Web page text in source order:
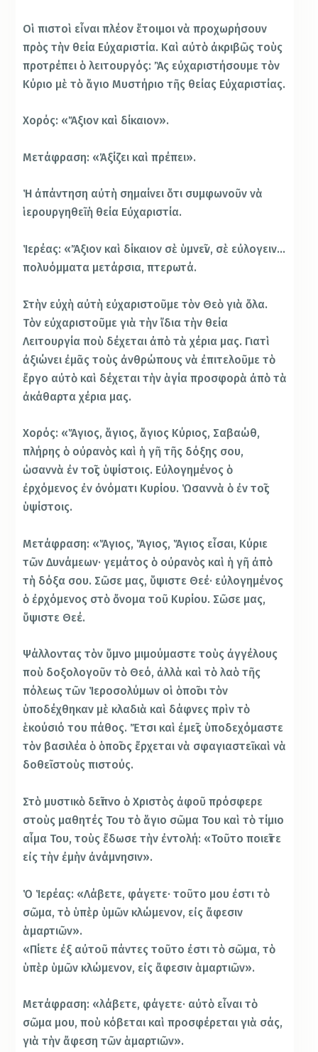
Οἱ πιστοὶ εἶναι πλέον ἕτοιμοι νὰ προχωρήσουν
πρὸς τὴν θεία Εὐχαριστία. Καὶ αὐτὸ ἀκριβῶς τοὺς
προτρέπει ὁ λειτουργός: Ἂς εὐχαριστήσουμε τὸν
Κύριο μὲ τὸ ἅγιο Μυστήριο τῆς θείας Εὐχαριστίας.
Χορός: «Ἄξιον καὶ δίκαιον».
Μετάφραση: «Ἀξίζει καὶ πρέπει».
Ἡ ἀπάντηση αὐτὴ σημαίνει ὅτι συμφωνοῦν νὰ
ἱερουργηθεῖ ἡ θεία Εὐχαριστία.
Ἱερέας: «Ἄξιον καὶ δίκαιον σὲ ὑμνεῖν, σὲ εὐλογειν…
πολυόμματα μετάρσια, πτερωτά.
Στὴν εὐχὴ αὐτὴ εὐχαριστοῦμε τὸν Θεὸ γιὰ ὅλα.
Τὸν εὐχαριστοῦμε γιὰ τὴν ἴδια τὴν θεία
Λειτουργία ποὺ δέχεται ἀπὸ τὰ χέρια μας. Γιατὶ
ἀξιώνει ἐμᾶς τοὺς ἀνθρώπους νὰ ἐπιτελοῦμε τὸ
ἔργο αὐτὸ καὶ δέχεται τὴν ἁγία προσφορὰ ἀπὸ τὰ
ἀκάθαρτα χέρια μας.
Χορός: «Ἅγιος, ἅγιος, ἅγιος Κύριος, Σαβαώθ,
πλήρης ὁ οὐρανὸς καὶ ἡ γῆ τῆς δόξης σου,
ὡσαννὰ ἐν τοῖς ὑψίστοις. Εὐλογημένος ὁ
ἐρχόμενος ἐν ὀνόματι Κυρίου. Ὡσαννὰ ὁ ἐν τοῖς
ὑψίστοις.
Μετάφραση: «Ἅγιος, Ἅγιος, Ἅγιος εἶσαι, Κύριε
τῶν Δυνάμεων· γεμάτος ὁ οὐρανὸς καὶ ἡ γῆ ἀπὸ
τὴ δόξα σου. Σῶσε μας, ὕψιστε Θεέ· εὐλογημένος
ὁ ἐρχόμενος στὸ ὄνομα τοῦ Κυρίου. Σῶσε μας,
ὕψιστε Θεέ.
Ψάλλοντας τὸν ὕμνο μιμούμαστε τοὺς ἀγγέλους
ποὺ δοξολογοῦν τὸ Θεό, ἀλλὰ καὶ τὸ λαὸ τῆς
πόλεως τῶν Ἱεροσολύμων οἱ ὁποῖοι τὸν
ὑποδέχθηκαν μὲ κλαδιὰ καὶ δάφνες πρὶν τὸ
ἑκούσιό του πάθος. Ἔτσι καὶ ἐμεῖς ὑποδεχόμαστε
τὸν βασιλέα ὁ ὁποῖος ἔρχεται νὰ σφαγιαστεῖ καὶ νὰ
δοθεῖ στοὺς πιστούς.
Στὸ μυστικὸ δεῖπνο ὁ Χριστὸς ἀφοῦ πρόσφερε
στοὺς μαθητές Του τὸ ἅγιο σῶμα Του καὶ τὸ τίμιο
αἷμα Του, τοὺς ἔδωσε τὴν ἐντολή: «Τοῦτο ποιεῖτε
εἰς τὴν ἐμὴν ἀνάμνησιν».
Ὁ Ἱερέας: «Λάβετε, φάγετε· τοῦτο μου ἐστι τὸ
σῶμα, τὸ ὑπὲρ ὑμῶν κλώμενον, εἰς ἄφεσιν
ἁμαρτιῶν».
«Πίετε ἐξ αὐτοῦ πάντες τοῦτο ἐστι τὸ σῶμα, τὸ
ὑπὲρ ὑμῶν κλώμενον, εἰς ἄφεσιν ἁμαρτιῶν».
Μετάφραση: «λάβετε, φάγετε· αὐτὸ εἶναι τὸ
σῶμα μου, ποὺ κόβεται καὶ προσφέρεται γιὰ σάς,
γιὰ τὴν ἄφεση τῶν ἁμαρτιῶν».